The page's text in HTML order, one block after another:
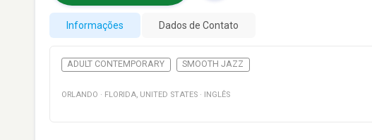
Informações Dados de Contato
ADULT CONTEMPORARY SMOOTH JAZZ
ORLANDO · FLORIDA, UNITED STATES · INGLÊS